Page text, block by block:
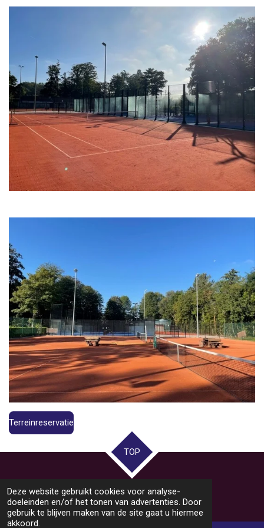
Deze website gebruikt cookies voor analyse-
doeleinden en/of het tonen van advertenties. Door
gebruik te blijven maken van de site gaat u hiermee
akkoord.
Terreinreservatie
TOP
© 2021 - 2026 KtpcBeukenhof
Powered byJouwWeb